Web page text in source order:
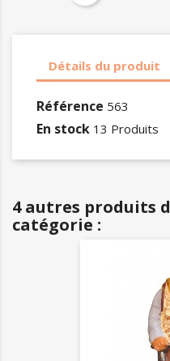
Détails du produit
Référence 563
En stock 13 Produits
4 autres produits
catégorie :